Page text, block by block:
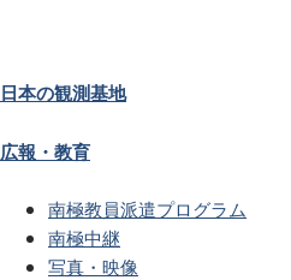
日本の観測基地
広報・教育
南極教員派遣プログラム
南極中継
写真・映像